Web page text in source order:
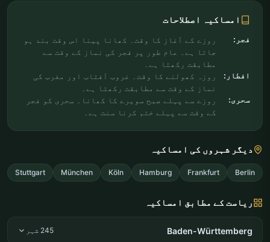
امساکیہ اصطلاحات
فجر:
روزے کے آغاز کا وقت۔ کھانا پینا اس وقت بند ہو
جاتا ہے۔ عام طور پر فجر کی نماز کے وقت سے
مطابقت رکھتا ہے۔
افطار:
روزہ کھولنے کا وقت۔ غروب آفتاب اور مغرب کی
نماز کے وقت سے مطابقت رکھتا ہے۔
سحری:
روزے سے پہلے صبح سویرے کا کھانا۔ سحری کو فجر
کے وقت سے پہلے ختم کرنا سنت ہے۔
دیگر شہروں کی امساکیہ
Berlin
Frankfurt
Hamburg
Köln
München
Stuttgart
ریاست کے مطابق امساکیہ
Baden-Württemberg 245 شہر